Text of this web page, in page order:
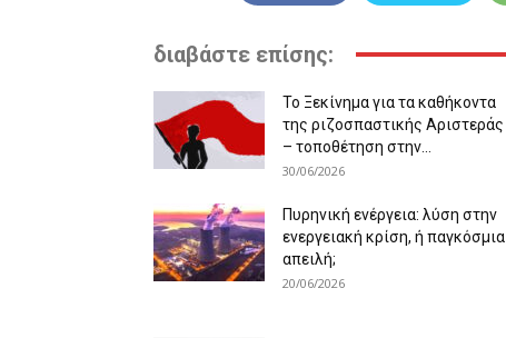
διαβάστε επίσης:
Το Ξεκίνημα για τα καθήκοντα
της ριζοσπαστικής Αριστεράς
– τοποθέτηση στην...
30/06/2026
Πυρηνική ενέργεια: λύση στην
ενεργειακή κρίση, ή παγκόσμια
απειλή;
20/06/2026